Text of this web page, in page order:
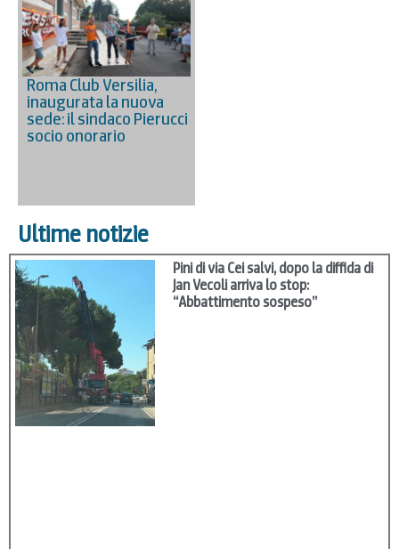
Roma Club Versilia,
inaugurata la nuova
sede: il sindaco Pierucci
socio onorario
Ultime notizie
Pini di via Cei salvi, dopo la diffida di
Jan Vecoli arriva lo stop:
“Abbattimento sospeso”